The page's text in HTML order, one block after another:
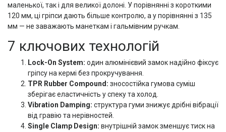
маленької, так і для великої долоні. У порівнянні з короткими
120 мм, ці гріпси дають більше контролю, а у порівнянні з 135
мм — не заважають манеткам і гальмівним ручкам.
7 ключових технологій
Lock-On System: один алюмінієвий замок надійно фіксує
гріпсу на кермі без прокручування.
TPR Rubber Compound: зносостійка гумова суміш
зберігає еластичність у спеку та холод.
Vibration Damping: структура гуми знижує дрібні вібрації
від гравію та нерівностей.
Single Clamp Design: внутрішній замок зменшує тиск на